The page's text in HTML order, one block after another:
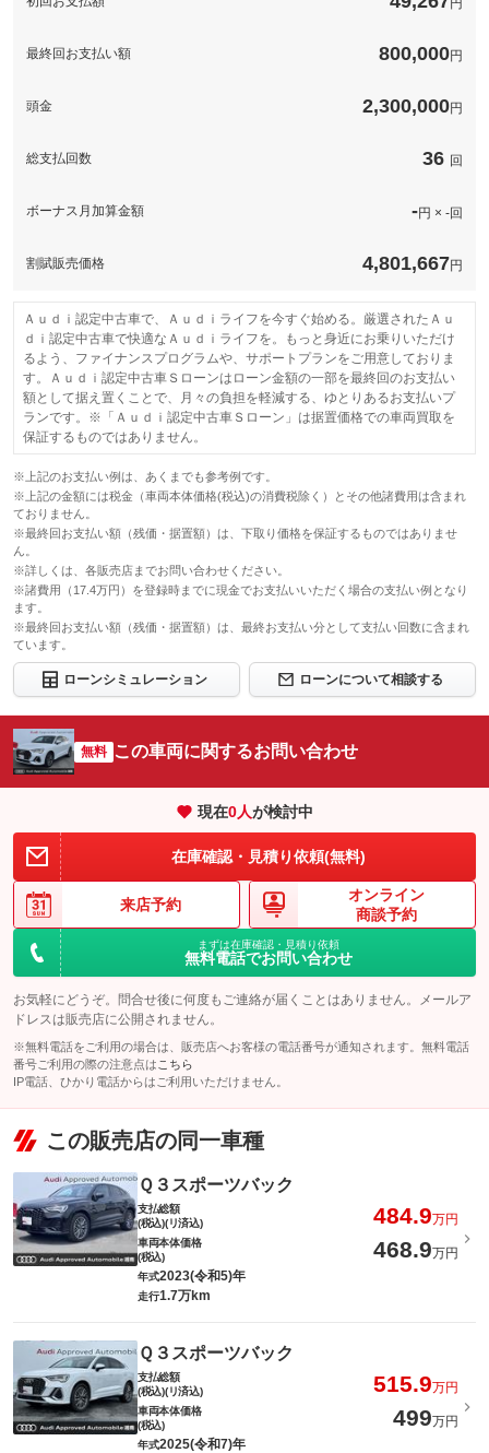
含まれる法定点検、指定点検、指定消耗部品の交換などのメンテ
です。
このパックの見積もり依頼（無料）
円
最終回お支払い額 800,000円
頭金 2,300,000円
総支払回数 36 回
ボーナス月加算金額 -円 × -回
割賦販売価格 4,801,667円
Ａｕｄｉ認定中古車で、Ａｕｄｉライフを今すぐ始める。厳選されたＡｕ
ｄｉ認定中古車で快適なＡｕｄｉライフを。もっと身近にお乗りいただけ
るよう、ファイナンスプログラムや、サポートプランをご用意しておりま
す。Ａｕｄｉ認定中古車Ｓローンはローン金額の一部を最終回のお支払い
額として据え置くことで、月々の負担を軽減する、ゆとりあるお支払いプ
ランです。※「Ａｕｄｉ認定中古車Ｓローン」は据置価格での車両買取を
保証するものではありません。
※上記のお支払い例は、あくまでも参考例です。
※上記の金額には税金（車両本体価格(税込)の消費税除く）とその他諸費用は含まれ
ておりません。
※最終回お支払い額（残価・据置額）は、下取り価格を保証するものではありませ
ん。
※詳しくは、各販売店までお問い合わせください。
※諸費用（17.4万円）を登録時までに現金でお支払いいただく場合の支払い例となり
ます。
※最終回お支払い額（残価・据置額）は、最終お支払い分として支払い回数に含まれ
ています。
ローンシミュレーション ローンについて相談する
無料 この車両に関するお問い合わせ
現在0人が検討中
在庫確認・見積り依頼(無料)
来店予約
オンライン
商談予約
まずは在庫確認・見積り依頼
無料電話でお問い合わせ
お気軽にどうぞ。問合せ後に何度もご連絡が届くことはありません。メールア
ドレスは販売店に公開されません。
※無料電話をご利用の場合は、販売店へお客様の電話番号が通知されます。無料電話
番号ご利用の際の注意点は こちら
IP電話、ひかり電話からはご利用いただけません。
この販売店の同一車種
Ｑ３スポーツバック
支払総額
(税込)(リ済込)
484.9万円
車両本体価格
(税込)
468.9万円
年式2023(令和5)年
走行1.7万km
Ｑ３スポーツバック
支払総額
(税込)(リ済込)
515.9万円
車両本体価格
(税込)
499万円
年式2025(令和7)年